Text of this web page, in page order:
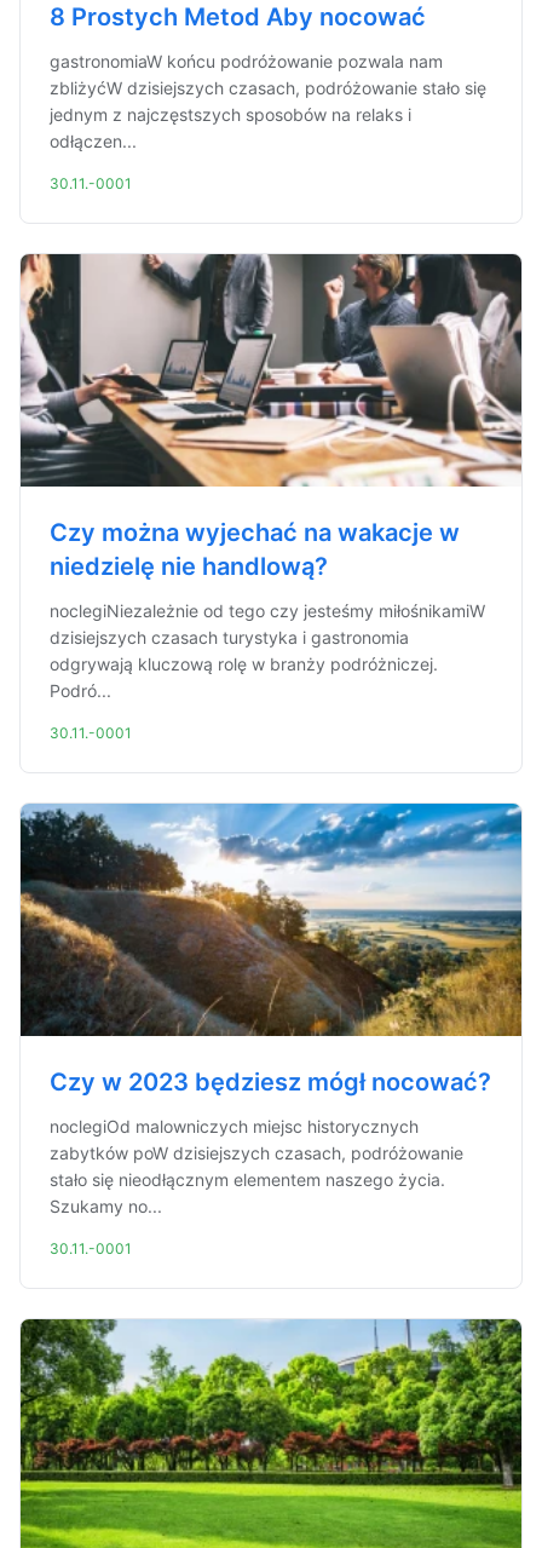
8 Prostych Metod Aby nocować
gastronomiaW końcu podróżowanie pozwala nam
zbliżyćW dzisiejszych czasach, podróżowanie stało się
jednym z najczęstszych sposobów na relaks i
odłączen...
30.11.-0001
Czy można wyjechać na wakacje w
niedzielę nie handlową?
noclegiNiezależnie od tego czy jesteśmy miłośnikamiW
dzisiejszych czasach turystyka i gastronomia
odgrywają kluczową rolę w branży podróżniczej.
Podró...
30.11.-0001
Czy w 2023 będziesz mógł nocować?
noclegiOd malowniczych miejsc historycznych
zabytków poW dzisiejszych czasach, podróżowanie
stało się nieodłącznym elementem naszego życia.
Szukamy no...
30.11.-0001